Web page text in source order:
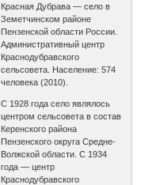
Красная Дубрава — село в
Земетчинском районе
Пензенской области России.
Административный центр
Краснодубравского
сельсовета. Население: 574
человека (2010).
С 1928 года село являлось
центром сельсовета в состав
Керенского района
Пензенского округа Средне-
Волжской области. С 1934
года — центр
Краснодубравского